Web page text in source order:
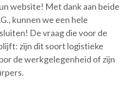
website! Met dank aan beide
kunnen we een hele
De vraag die voor de
zijn dit soort logistieke
de werkgelegenheid of zijn